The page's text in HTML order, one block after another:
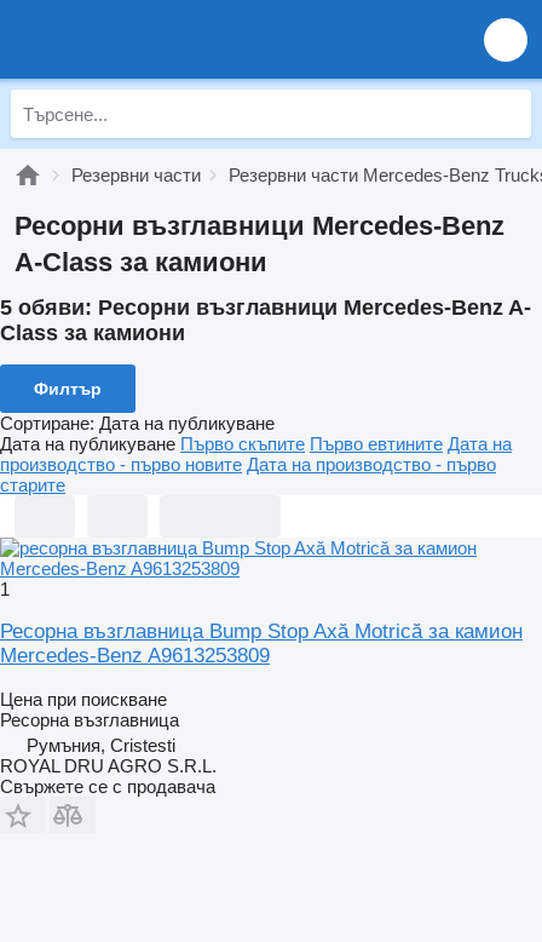
Резервни части Резервни части Mercedes-Benz
Ресорни възглавници Mercedes-Benz
A-Class за камиони
5 обяви: Ресорни възглавници Mercedes-Benz A-
Class за камиони
Филтър
Сортиране: Дата на публикуване
Дата на публикуване Първо скъпите Първо евтините Дата на
производство - първо новите Дата на производство - първо
старите
1
Ресорна възглавница Bump Stop Axă Motrică за камион
Mercedes-Benz A9613253809
Цена при поискване
Ресорна възглавница
Румъния, Cristesti
ROYAL DRU AGRO S.R.L.
Свържете се с продавача